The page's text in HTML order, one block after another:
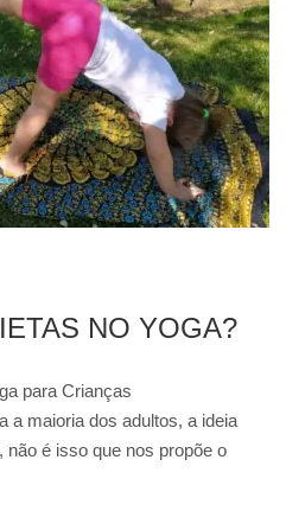
NO YOGA?
para Crianças
a maioria dos adultos, a ideia
é isso que nos propõe o